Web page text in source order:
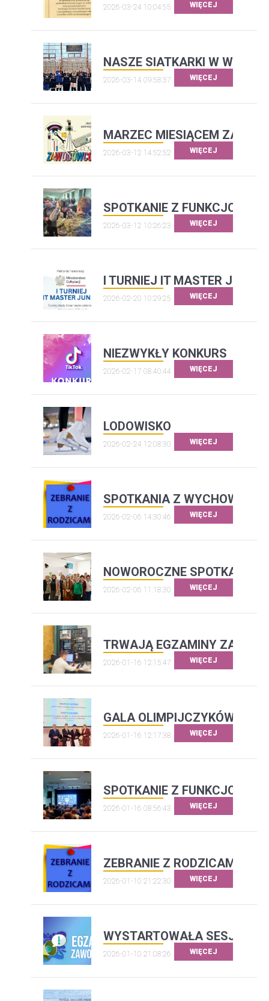
2026-03-24 10:04:55 WIĘCEJ
NASZE SIATKARKI W WOM
2026-03-14 09:58:37 WIĘCEJ
MARZEC MIESIĄCEM
2026-03-12 14:52:52 WIĘCEJ
SPOTKANIE Z
2026-03-12 10:26:23 WIĘCEJ
I TURNIEJ IT MASTER JUNIOR
2026-02-20 10:29:25 WIĘCEJ
NIEZWYKŁY KONKURS
2026-02-17 08:40:44 WIĘCEJ
LODOWISKO
2026-02-24 12:08:30 WIĘCEJ
SPOTKANIA Z
2026-02-06 14:30:46 WIĘCEJ
NOWOROCZNE SPOTKANIE
2026-02-06 11:18:30 WIĘCEJ
TRWAJĄ EGZAMINY
2026-01-16 12:15:47 WIĘCEJ
GALA OLIMPIJCZYKÓW
2026-01-16 12:17:38 WIĘCEJ
SPOTKANIE Z
2026-01-16 08:56:43 WIĘCEJ
ZEBRANIE Z RODZICAMI
2026-01-10 21:22:30 WIĘCEJ
WYSTARTOWAŁA SESJA
2026-01-10 21:08:26 WIĘCEJ